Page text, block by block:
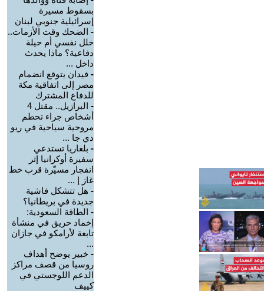
بسقوط مسيرة
إسرائيلية جنوبي لبنان
- الضحك وقت الأزمات..
خلل نفسي أم حيلة
دفاعية؟ ماذا يحدث
داخل ...
- فيدان يتوقع انضمام
مصر إلى اتفاقية مكة
للدفاع المشترك
-
البرازيل.. مقتل 4
أشخاص جراء تحطم
مروحية سياحية في ريو
دي جا ...
- بلغاريا تستدعي
سفيرة أوكرانيا إثر
انفجار مسيّرة قرب خط
غاز إ ...
- هل تتشكل فاشية
جديدة في بريطانيا؟
- الطاقة السعودية:
إخماد حريق في منشأة
تابعة لأرامكو في جازان
...
- خبير يوضح أهداف
روسيا من قصف مراكز
الدعم اللوجستي في
كييف